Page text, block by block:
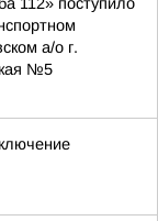
а/о г.
№5